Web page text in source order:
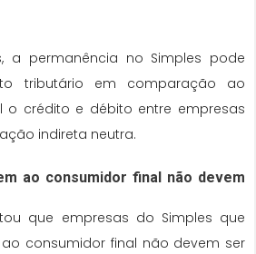
a permanência no Simples pode
tributário em comparação ao
o crédito e débito entre empresas
indireta neutra.
ao consumidor final não devem
que empresas do Simples que
consumidor final não devem ser